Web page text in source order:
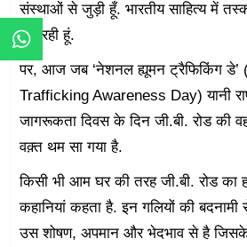
संस्थाओं से जुड़ी हूँ. भारतीय साहित्य में
कर रही हूं.
पर, आज जब ‘नेशनल ह्यूमन ट्रैफिकिंग डे’
Trafficking Awareness Day) यानी
जागरूकता दिवस के दिन जी.बी. रोड की
वक़्त थम सा गया है.
किसी भी आम घर की तरह जी.बी. रोड का
कहानियां कहता है. इन गलियों की
उस शोषण, अपमान और भेदभाव से है जिसके